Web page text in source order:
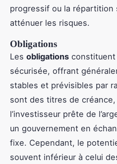
progressif ou la répartition
atténuer les risques.
Obligations
Les obligations
sécurisée, offrant
stables et prévisibles par
sont des titres de
l’investisseur prête de
un gouvernement en
fixe. Cependant, le
souvent inférieur à celui